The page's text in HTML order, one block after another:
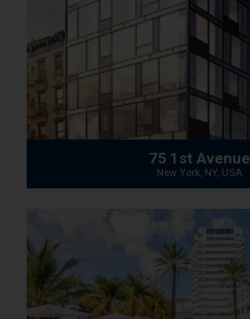
75 1st Avenue
New York, NY, USA